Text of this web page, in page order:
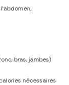
bras, jambes)
nécessaires